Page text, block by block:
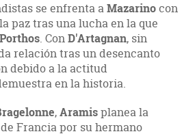
se enfrenta aMazarinocon
paz tras una lucha en la que
Porthos. ConD'Artagnan, sin
relación tras un desencanto
debido a la actitud
en la historia.
,Aramisplanea la
Francia por su hermano